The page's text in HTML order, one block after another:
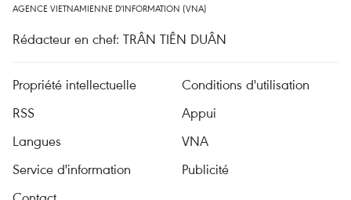
AGENCE VIETNAMIENNE D'INFORMATION (VNA)
Rédacteur en chef: TRÂN TIÊN DUÂN
Propriété intellectuelle
Conditions d'utilisation
RSS
Appui
Langues
VNA
Service d'information
Publicité